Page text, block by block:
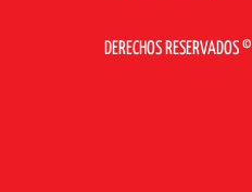
DERECHOS